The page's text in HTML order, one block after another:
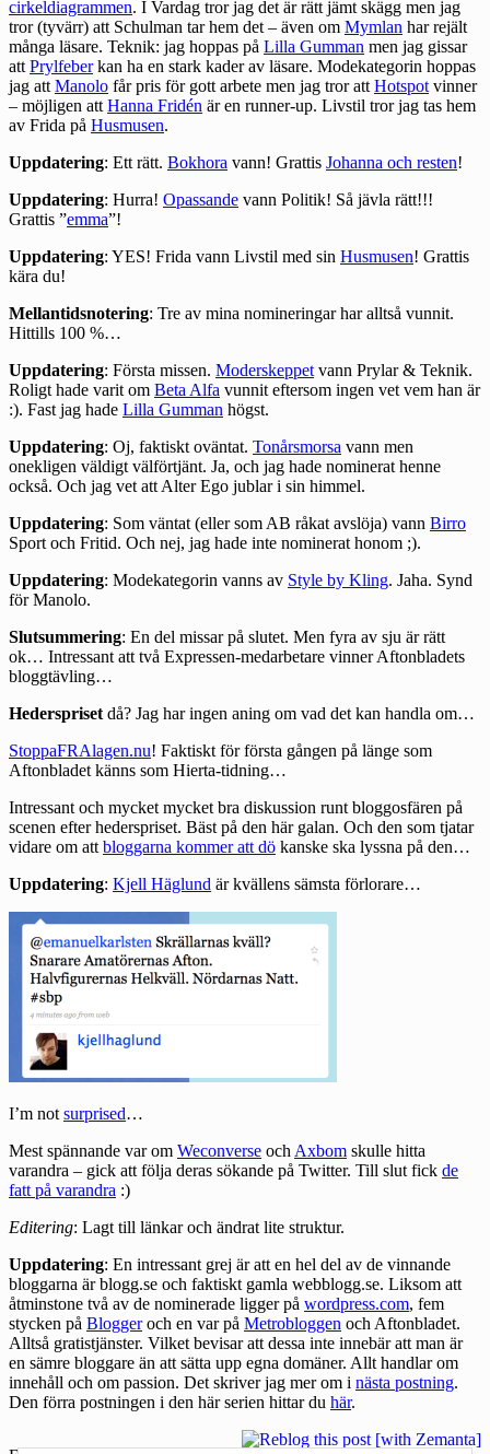
cirkeldiagrammen. I Vardag tror jag det är rätt jämt skägg men jag
tror (tyvärr) att Schulman tar hem det – även om Mymlan har rejält
många läsare. Teknik: jag hoppas på Lilla Gumman men jag gissar
attPrylfeberkan ha en stark kader av läsare. Modekategorin hoppas
jag attManolo får pris för gott arbete men jag tror attHotspotvinner
– möjligen attHanna Fridén är en runner-up. Livstil tror jag tas hem
av Frida på Husmusen.
Uppdatering: Ett rätt. Bokhora vann! Grattis Johanna och resten!
Uppdatering: Hurra! Opassande vann Politik! Så jävla rätt!!!
Grattis ”emma”!
Uppdatering: YES! Frida vann Livstil med sin Husmusen! Grattis
kära du!
Mellantidsnotering: Tre av mina nomineringar har alltså vunnit.
Hittills 100 %…
Uppdatering: Första missen. Moderskeppetvann Prylar & Teknik.
Roligt hade varit om Beta Alfa vunnit eftersom ingen vet vem han är
:). Fast jag hade Lilla Gumman högst.
Uppdatering: Oj, faktiskt oväntat. Tonårsmorsa vann men
onekligen väldigt välförtjänt. Ja, och jag hade nominerat henne
också. Och jag vet attAlter Ego jublar i sin himmel.
Uppdatering: Som väntat (eller som AB råkat avslöja) vann Birro
Sport och Fritid. Och nej, jag hade inte nominerat honom ;).
Uppdatering: Modekategorin vanns av Style by Kling. Jaha. Synd
för Manolo.
Slutsummering: En del missar på slutet. Men fyra av sju är rätt
ok… Intressant att två Expressen-medarbetare vinner Aftonbladets
bloggtävling…
Hedersprisetdå? Jag har ingen aning om vad det kan handla om…
StoppaFRAlagen.nu! Faktiskt för första gången på länge som
Aftonbladet känns som Hierta-tidning…
Intressant och mycket mycket bra diskussion runt bloggosfären på
scenen efter hederspriset. Bäst på den här galan. Och den som tjatar
vidare om attbloggarna kommer att dö kanske ska lyssna på den…
Uppdatering: Kjell Häglund är kvällens sämsta förlorare…
I’m notsurprised…
Mest spännande var om Weconverse ochAxbom skulle hitta
varandra – gick att följa deras sökande på Twitter. Till slut fick de
fatt på varandra :)
Editering: Lagt till länkar och ändrat lite struktur.
Uppdatering: En intressant grej är att en hel del av de vinnande
bloggarna är blogg.se och faktiskt gamla webblogg.se. Liksom att
åtminstone två av de nominerade ligger på wordpress.com, fem
stycken på Bloggeroch en var på Metrobloggen och Aftonbladet.
Alltså gratistjänster. Vilket bevisar att dessa inte innebär att man är
en sämre bloggare än att sätta upp egna domäner. Allt handlar om
innehåll och om passion. Det skriver jag mer om i nästa postning.
Den förra postningen i den här serien hittar du här.